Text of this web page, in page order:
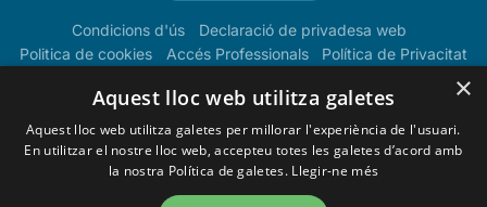
Condicions d'ús
Declaració de privadesa web
Politica de cookies
Accés Professionals Política de Privacitat
×
Aquest lloc web utilitza galetes
Aquest lloc web utilitza galetes per millorar l'experiència de l'usuari.
En utilitzar el nostre lloc web, accepteu totes les galetes d’acord amb
la nostra Política de galetes. Llegir-ne més